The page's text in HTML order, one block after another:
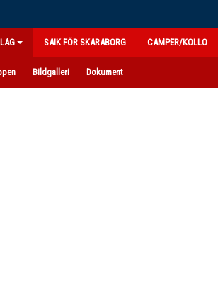
SAIK FÖR SKARABORG CAMPER/KOLLO
Bildgalleri Dokument